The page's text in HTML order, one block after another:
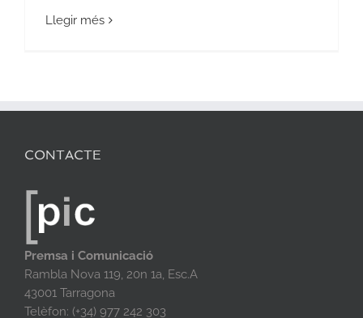
Llegir més
CONTACTE
Premsa i Comunicació
Rambla Nova 119, 20n 1a, Esc.A
43001 Tarragona
Telèfon: (+34) 977 242 303